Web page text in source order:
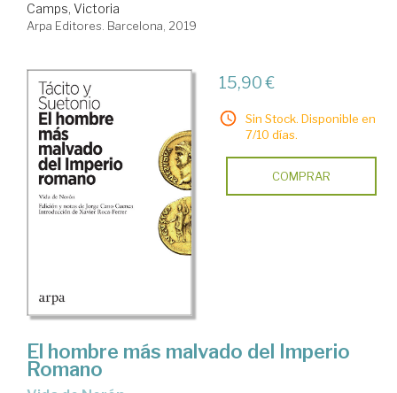
Camps, Victoria
Arpa Editores. Barcelona, 2019
15,90 €
Sin Stock. Disponible en
7/10 días.
COMPRAR
El hombre más malvado del Imperio
Romano